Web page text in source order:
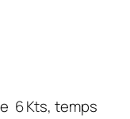
6 Kts, temps